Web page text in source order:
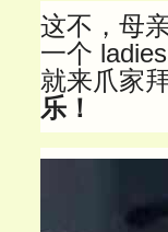
这不，母
一个
就来爪家
乐！